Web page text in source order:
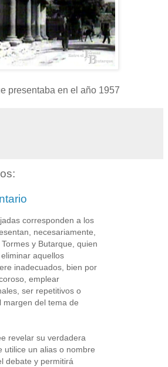
presentaba en el año 1957
corresponden a los
necesariamente,
y Butarque, quien
aquellos
inadecuados, bien por
emplear
ser repetitivos o
margen del tema de
revelar su verdadera
utilice un alias o nombre
debate y permitirá